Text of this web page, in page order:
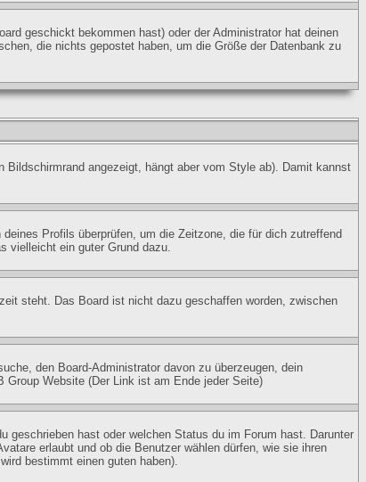
geschickt bekommen hast) oder der Administrator hat deinen
die nichts gepostet haben, um die Größe der Datenbank zu
Bildschirmrand angezeigt, hängt aber vom Style ab). Damit kannst
Profils überprüfen, um die Zeitzone, die für dich zutreffend
vielleicht ein guter Grund dazu.
steht. Das Board ist nicht dazu geschaffen worden, zwischen
den Board-Administrator davon zu überzeugen, dein
Website (Der Link ist am Ende jeder Seite)
geschrieben hast oder welchen Status du im Forum hast. Darunter
erlaubt und ob die Benutzer wählen dürfen, wie sie ihren
bestimmt einen guten haben).